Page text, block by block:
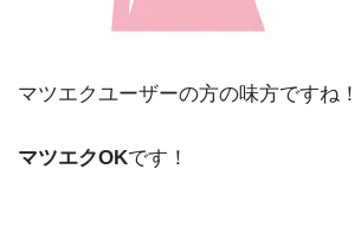
マツエクユーザーの方の味方ですね！
マツエクOKです！